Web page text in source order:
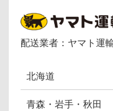
配送業者：ヤマト運
北海道
青森・岩手・秋田